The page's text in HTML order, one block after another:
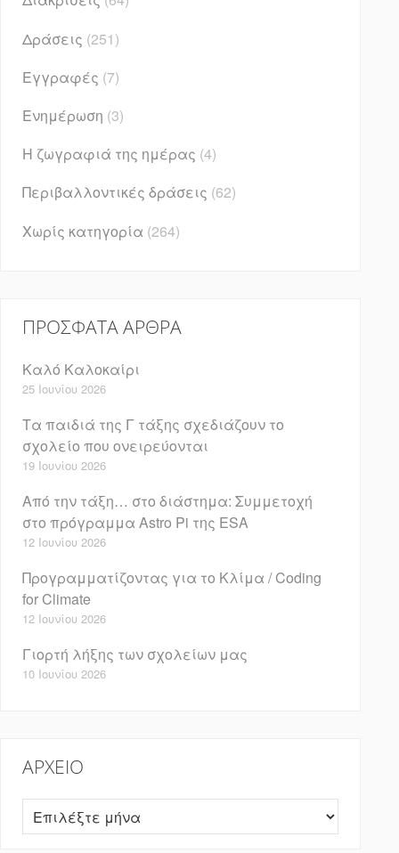
Δράσεις (251)
Εγγραφές (7)
Ενημέρωση (3)
Η ζωγραφιά της ημέρας (4)
Περιβαλλοντικές δράσεις (62)
Χωρίς κατηγορία (264)
ΠΡΌΣΦΑΤΑ ΆΡΘΡΑ
Καλό Καλοκαίρι
25 Ιουνίου 2026
Τα παιδιά της Γ τάξης σχεδιάζουν το
σχολείο που ονειρεύονται
19 Ιουνίου 2026
Από την τάξη… στο διάστημα: Συμμετοχή
στο πρόγραμμα Astro Pi της ESA
12 Ιουνίου 2026
Προγραμματίζοντας για το Κλίμα / Coding
for Climate
12 Ιουνίου 2026
Γιορτή λήξης των σχολείων μας
10 Ιουνίου 2026
ΑΡΧΕΊΟ
Αρχείο